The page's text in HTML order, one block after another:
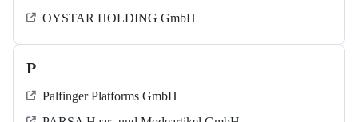
OYSTAR HOLDING GmbH
P
Palfinger Platforms GmbH